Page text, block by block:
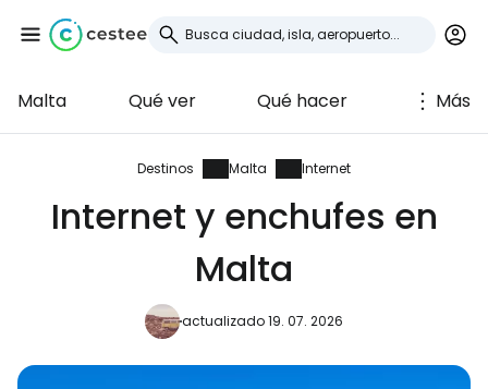
Malta Qué ver Qué hacer Más
Destinos Malta Internet
Internet y enchufes en
Malta
actualizado 19. 07. 2026
Iniciar sesión en
Cestee
... la comunidad mundial de viajeros